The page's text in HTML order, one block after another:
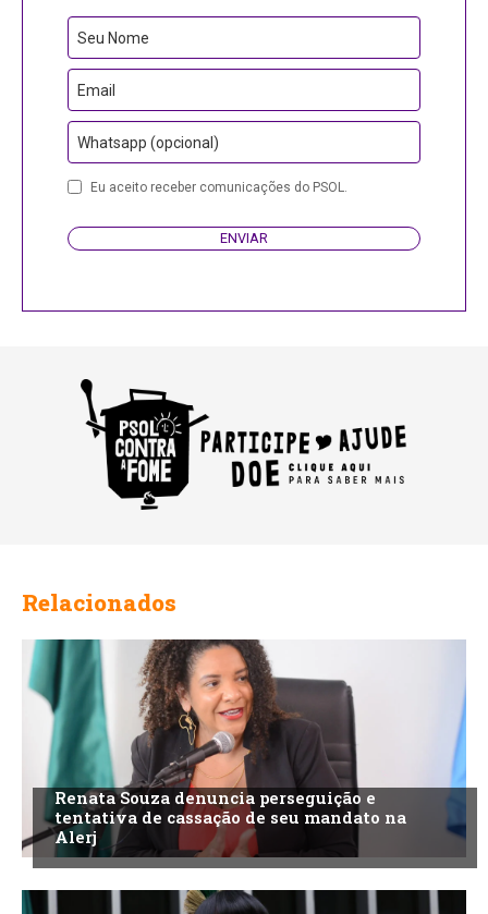
Seu Nome
Email
Whatsapp (opcional)
Website
Eu aceito receber comunicações do PSOL.
ENVIAR
Relacionados
Renata Souza denuncia perseguição e
tentativa de cassação de seu mandato na
Alerj